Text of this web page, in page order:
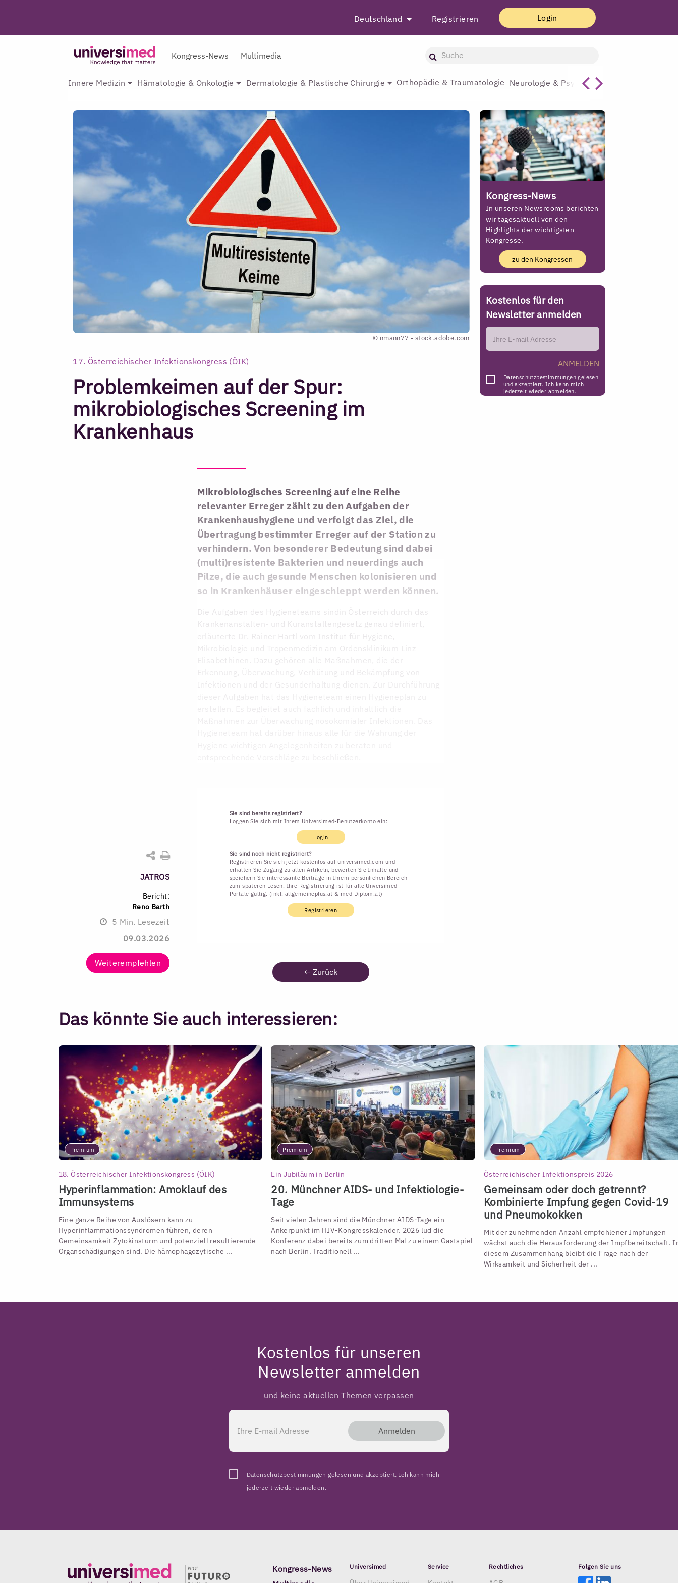
Deutschland Registrieren Login
Kongress-News Multimedia
Innere Medizin Hämatologie & Onkologie Dermatologie & Plastische Chirurgie Orthopädie & Traumatologie Neurologie & Psychiatrie
© nmann77 - stock.adobe.com
17. Österreichischer Infektionskongress (ÖIK)
Problemkeimen auf der Spur:
mikrobiologisches Screening im
Krankenhaus
JATROS
Bericht:
Reno Barth
5 Min. Lesezeit
09.03.2026
Weiterempfehlen
Mikrobiologisches Screening auf eine Reihe
relevanter Erreger zählt zu den Aufgaben der
Krankenhaushygiene und verfolgt das Ziel, die
Übertragung bestimmter Erreger auf der Station zu
verhindern. Von besonderer Bedeutung sind dabei
(multi)resistente Bakterien und neuerdings auch
Pilze, die auch gesunde Menschen kolonisieren und
so in Krankenhäuser eingeschleppt werden können.
Die Aufgaben des Hygieneteams sindin Österreich durch das
Krankenanstalten- und Kuranstaltengesetz genau definiert,
erläuterte Dr. Rainer Hartl vom Institut für Hygiene,
Sie sind bereits registriert?
Loggen Sie sich mit Ihrem Universimed-Benutzerkonto ein:
Login
Sie sind noch nicht registriert?
Registrieren Sie sich jetzt kostenlos auf universimed.com und
erhalten Sie Zugang zu allen Artikeln, bewerten Sie Inhalte und
speichern Sie interessante Beiträge in Ihrem persönlichen Bereich
zum späteren Lesen. Ihre Registrierung ist für alle Unversimed-
Portale gültig. (inkl. allgemeineplus.at & med-Diplom.at)
Registrieren
← Zurück
Das könnte Sie auch interessieren:
Premium
18. Österreichischer Infektionskongress (ÖIK)
Hyperinflammation: Amoklauf des
Immunsystems
Eine ganze Reihe von Auslösern kann zu
Hyperinflammationssyndromen führen, deren
Gemeinsamkeit Zytokinsturm und potenziell resultierende
Organschädigungen sind. Die hämophagozytische ...
Premium
Ein Jubiläum in Berlin
20. Münchner AIDS- und Infektiologie-
Tage
Seit vielen Jahren sind die Münchner AIDS-Tage ein
Ankerpunkt im HIV-Kongresskalender. 2026 lud die
Konferenz dabei bereits zum dritten Mal zu einem Gastspiel
nach Berlin. Traditionell ...
Premium
Österreichischer Infektionspreis 2026
Gemeinsam oder doch getrennt?
Kombinierte Impfung gegen Covid-19
und Pneumokokken
Mit der zunehmenden Anzahl empfohlener Impfungen
wächst auch die Herausforderung der Impfbereitschaft.
diesem Zusammenhang bleibt die Frage nach der
Wirksamkeit und Sicherheit der ...
Kongress-News
In unseren Newsrooms berichten
wir tagesaktuell von den
Highlights der wichtigsten
Kongresse.
zu den Kongressen
Kostenlos für den
Newsletter anmelden
ANMELDEN
Datenschutzbestimmungen gelesen
und akzeptiert. Ich kann mich
jederzeit wieder abmelden.
Kostenlos für unseren
Newsletter anmelden
und keine aktuellen Themen verpassen
Anmelden
Datenschutzbestimmungen gelesen und akzeptiert. Ich kann mich
jederzeit wieder abmelden.
Kongress-News
Universimed Service Rechtliches Folgen Sie uns